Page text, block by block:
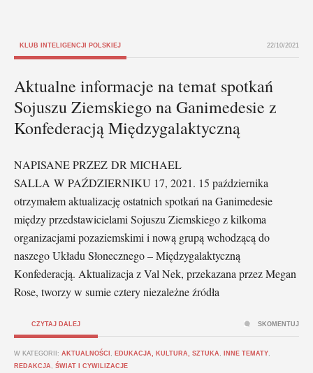
KLUB INTELIGENCJI POLSKIEJ 22/10/2021
Aktualne informacje na temat spotkań
Sojuszu Ziemskiego na Ganimedesie z
Konfederacją Międzygalaktyczną
NAPISANE PRZEZ DR MICHAEL
SALLA W PAŹDZIERNIKU 17, 2021. 15 października
otrzymałem aktualizację ostatnich spotkań na Ganimedesie
między przedstawicielami Sojuszu Ziemskiego z kilkoma
organizacjami pozaziemskimi i nową grupą wchodzącą do
naszego Układu Słonecznego – Międzygalaktyczną
Konfederacją. Aktualizacja z Val Nek, przekazana przez Megan
Rose, tworzy w sumie cztery niezależne źródła
CZYTAJ DALEJ
W KATEGORII: AKTUALNOŚCI EDUKACJA, KULTURA, SZTUKA INNE TEMATY
REDAKCJA
ŚWIAT I CYWILIZACJE
SKOMENTUJ